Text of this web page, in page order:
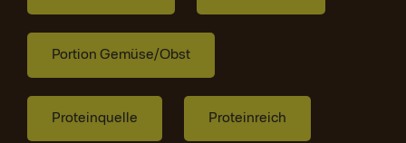
Portion Gemüse/Obst
Proteinquelle Proteinreich